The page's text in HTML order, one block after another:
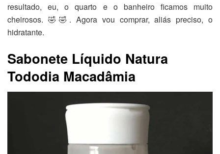
resultado, eu, o quarto e o banheiro ficamos muito
cheirosos. 🤣🤣. Agora vou comprar, aliás preciso, o
hidratante.
Sabonete Líquido Natura
Tododia Macadâmia